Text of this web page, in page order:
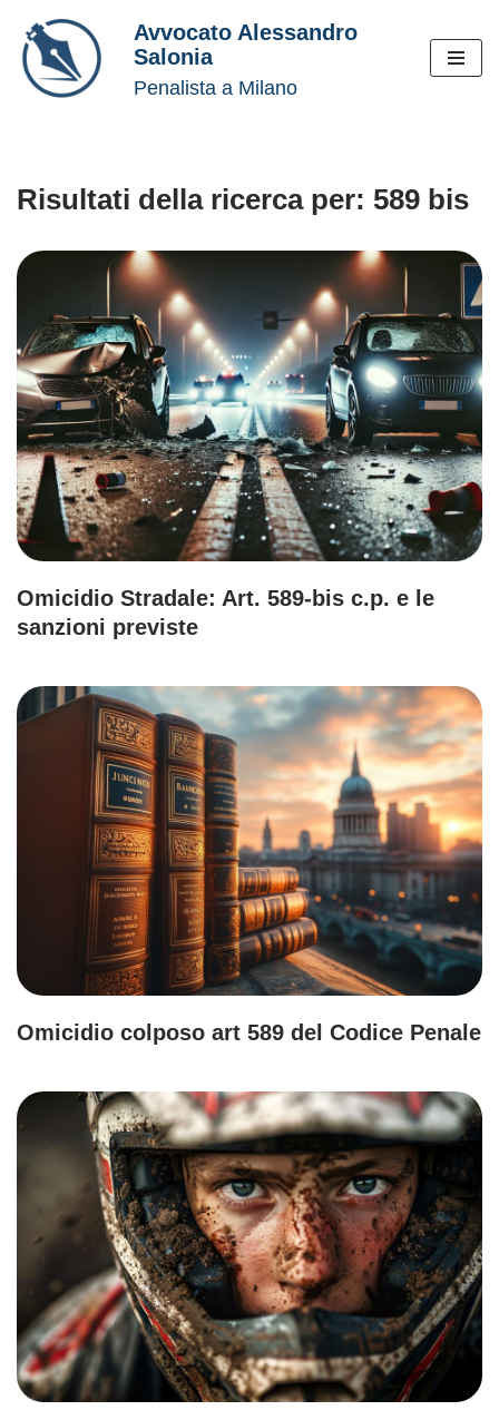
Vai
al
Avvocato Alessandro
Salonia
Penalista a Milano
Risultati della ricerca per: 589 bis
Omicidio Stradale: Art. 589-bis c.p. e le
sanzioni previste
Omicidio colposo art 589 del Codice Penale